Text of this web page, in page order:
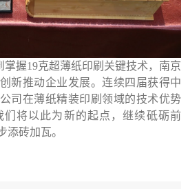
掌握19克超薄纸印刷关键技术，南京
新推动企业发展。连续四届获得中
司在薄纸精装印刷领域的技术优势
们将以此为新的起点，继续砥砺前
添砖加瓦。